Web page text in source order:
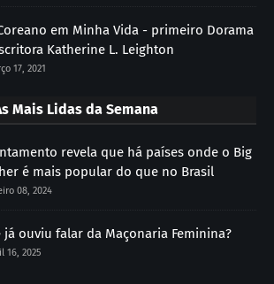
em Minha Vida - primeiro Dorama
Katherine L. Leighton
17, 2021
Mais Lidas da Semana
revela que há países onde o Big
é mais popular do que no Brasil
08, 2024
já ouviu falar da Maçonaria Feminina?
16, 2025